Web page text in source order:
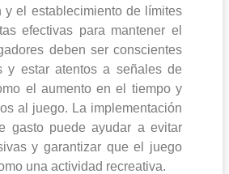
y el establecimiento de límites
efectivas para mantener el
deben ser conscientes
y estar atentos a señales de
el aumento en el tiempo y
al juego. La implementación
gasto puede ayudar a evitar
y garantizar que el juego
una actividad recreativa.